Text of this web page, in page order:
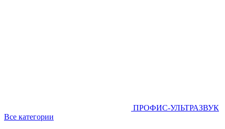
ПРОФИС-УЛЬТРАЗВУК
Все категории